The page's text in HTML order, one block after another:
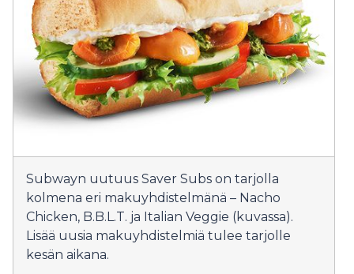
Subwayn uutuus Saver Subs on tarjolla
kolmena eri makuyhdistelmänä – Nacho
Chicken, B.B.L.T. ja Italian Veggie (kuvassa).
Lisää uusia makuyhdistelmiä tulee tarjolle
kesän aikana.